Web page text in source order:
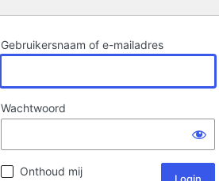
Gebruikersnaam of e-mailadres
Wachtwoord
Onthoud mij